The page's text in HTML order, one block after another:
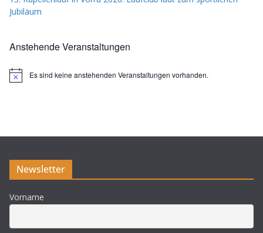
Jubiläum
Anstehende Veranstaltungen
H
s
Es sind keine anstehenden Veranstaltungen vorhanden.
Newsletter
Vorname